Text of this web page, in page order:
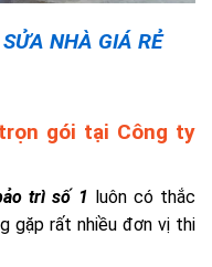
NHÀ GIÁ RẺ
gói tại Công ty
trì số 1 luôn có thắc
gặp rất nhiều đơn vị thi